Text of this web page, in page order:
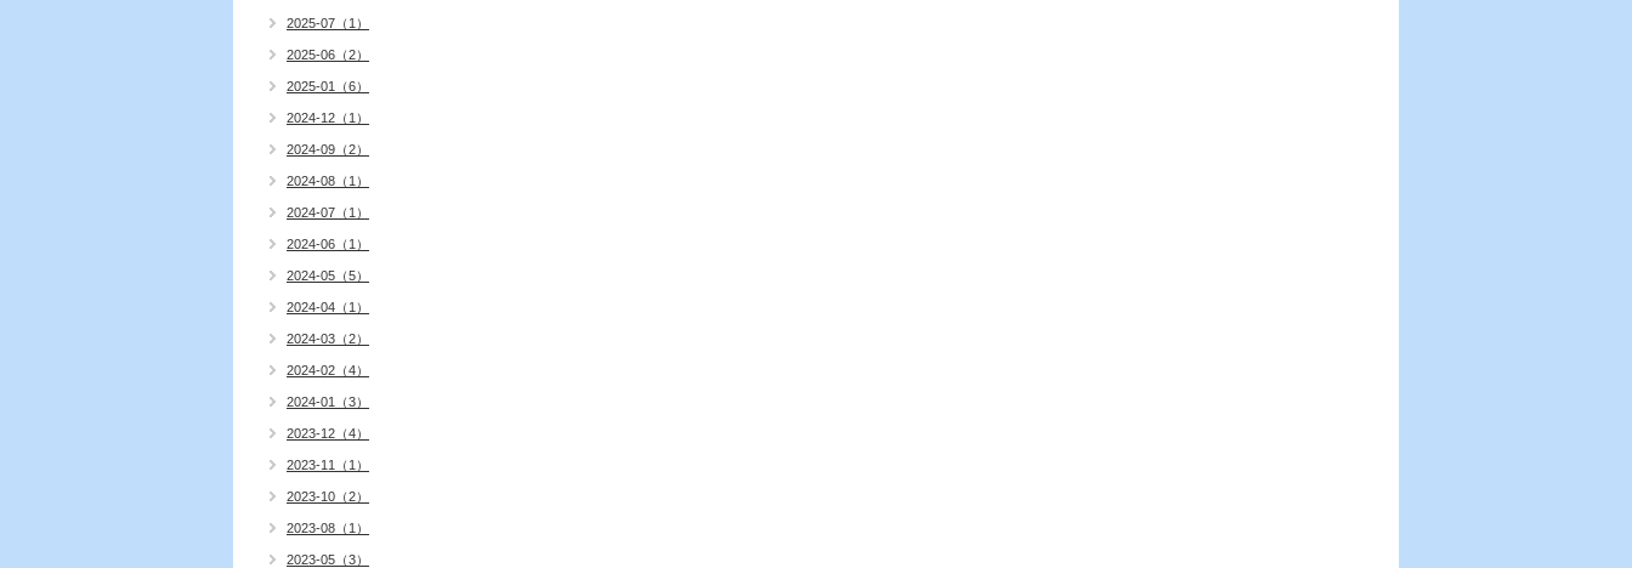
2025-07（1）
2025-06（2）
2025-01（6）
2024-12（1）
2024-09（2）
2024-08（1）
2024-07（1）
2024-06（1）
2024-05（5）
2024-04（1）
2024-03（2）
2024-02（4）
2024-01（3）
2023-12（4）
2023-11（1）
2023-10（2）
2023-08（1）
2023-05（3）